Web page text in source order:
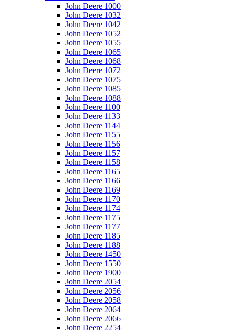
John Deere 1000
John Deere 1032
John Deere 1042
John Deere 1052
John Deere 1055
John Deere 1065
John Deere 1068
John Deere 1072
John Deere 1075
John Deere 1085
John Deere 1088
John Deere 1100
John Deere 1133
John Deere 1144
John Deere 1155
John Deere 1156
John Deere 1157
John Deere 1158
John Deere 1165
John Deere 1166
John Deere 1169
John Deere 1170
John Deere 1174
John Deere 1175
John Deere 1177
John Deere 1185
John Deere 1188
John Deere 1450
John Deere 1550
John Deere 1900
John Deere 2054
John Deere 2056
John Deere 2058
John Deere 2064
John Deere 2066
John Deere 2254